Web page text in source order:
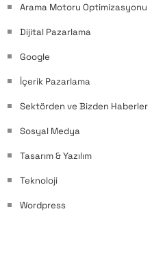
Arama Motoru Optimizasyonu
Dijital Pazarlama
Google
İçerik Pazarlama
Sektörden ve Bizden Haberler
Sosyal Medya
Tasarım & Yazılım
Teknoloji
Wordpress